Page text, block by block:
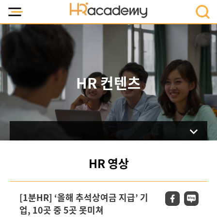
HR 컨텐츠
HR 영상
[1분HR] ‘올해 추석상여금 지급’ 기
업, 10곳 중 5곳 못미쳐